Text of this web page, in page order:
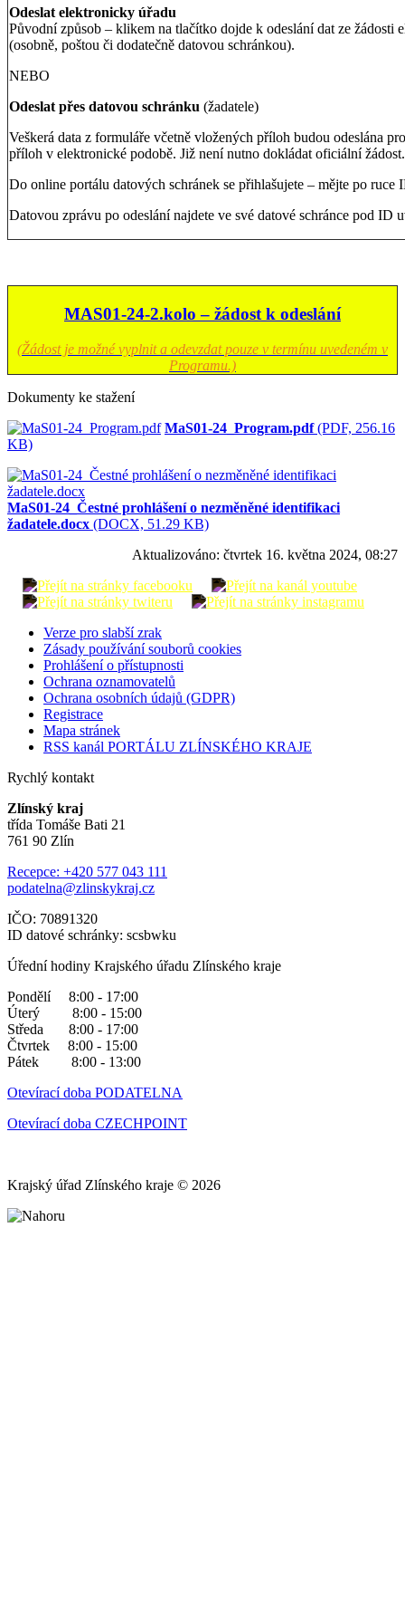
Odeslat elektronicky úřadu
Původní způsob – klikem na tlačítko dojde k odeslání dat ze žádosti
(osobně, poštou či dodatečně datovou schránkou).
NEBO
Odeslat přes datovou schránku (žadatele)
Veškerá data z formuláře včetně vložených příloh budou odeslána
příloh v elektronické podobě. Již není nutno dokládat oficiální žádost.
Do online portálu datových schránek se přihlašujete – mějte po
Datovou zprávu po odeslání najdete ve své datové schránce pod
MAS01-24-2.kolo – žádost k odeslání
(Žádost je možné vyplnit a odevzdat pouze v termínu uvedeném v
Programu.)
Dokumenty ke stažení
MaS01-24_Program.pdf(PDF, 256.16
KB)
MaS01-24_Čestné prohlášení o nezměněné identifikaci
žadatele.docx (DOCX, 51.29 KB)
Aktualizováno: čtvrtek 16. května 2024, 08:27
Verze pro slabší zrak
Zásady používání souborů cookies
Prohlášení o přístupnosti
Ochrana oznamovatelů
Ochrana osobních údajů (GDPR)
Registrace
Mapa stránek
RSS kanál PORTÁLU ZLÍNSKÉHO KRAJE
Rychlý kontakt
Zlínský kraj
třída Tomáše Bati 21
761 90 Zlín
Recepce: +420 577 043 111
podatelna@zlinskykraj.cz
IČO: 70891320
ID datové schránky: scsbwku
Úřední hodiny Krajského úřadu Zlínského kraje
Pondělí 8:00 - 17:00
Úterý 8:00 - 15:00
Středa 8:00 - 17:00
Čtvrtek 8:00 - 15:00
Pátek 8:00 - 13:00
Otevírací doba PODATELNA
Otevírací doba CZECHPOINT
Krajský úřad Zlínského kraje © 2026